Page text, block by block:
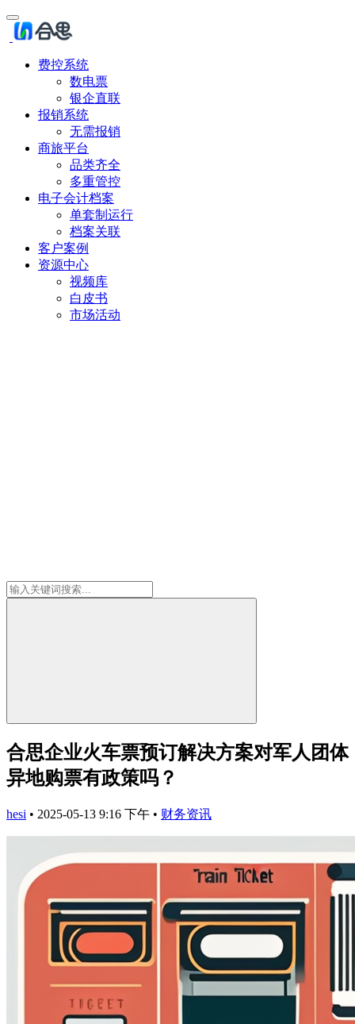
费控系统
数电票
银企直联
报销系统
无需报销
商旅平台
品类齐全
多重管控
电子会计档案
单套制运行
档案关联
客户案例
资源中心
视频库
白皮书
市场活动
合思企业火车票预订解决方案对军人团体
异地购票有政策吗？​
hesi • 2025-05-13 9:16 下午 • 财务资讯